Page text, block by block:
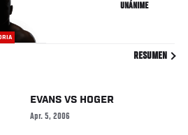
UNÁNIME
RESUMEN
EVANS VS HOGER
Apr. 5, 2006